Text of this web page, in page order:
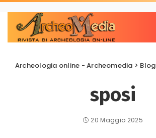
Archeologia online - Archeomedia > Blog
sposi
20 Maggio 2025